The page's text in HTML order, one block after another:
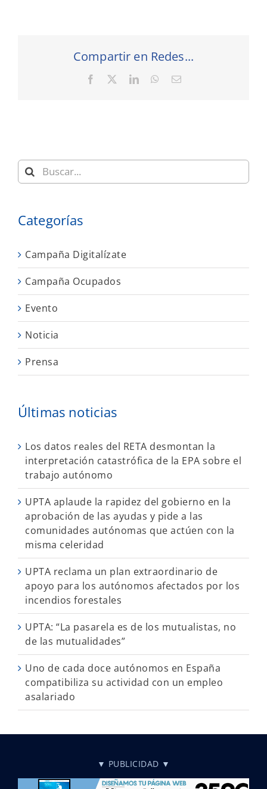
Compartir en Redes...
Facebook LinkedInWhatsApp
Correo
Buscar:
Categorías
Campaña Digitalízate
Campaña Ocupados
Evento
Noticia
Prensa
Últimas noticias
Los datos reales del RETA desmontan la
interpretación catastrófica de la EPA sobre el
trabajo autónomo
UPTA aplaude la rapidez del gobierno en la
aprobación de las ayudas y pide a las
comunidades autónomas que actúen con la
misma celeridad
UPTA reclama un plan extraordinario de
apoyo para los autónomos afectados por los
incendios forestales
UPTA: “La pasarela es de los mutualistas, no
de las mutualidades”
Uno de cada doce autónomos en España
compatibiliza su actividad con un empleo
asalariado
▼ PUBLICIDAD ▼